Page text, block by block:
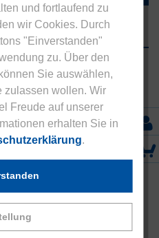
und fortlaufend zu
wir Cookies. Durch
"Einverstanden"
zu. Über den
Sie auswählen,
zulassen wollen. Wir
Freude auf unserer
erhalten Sie in
.